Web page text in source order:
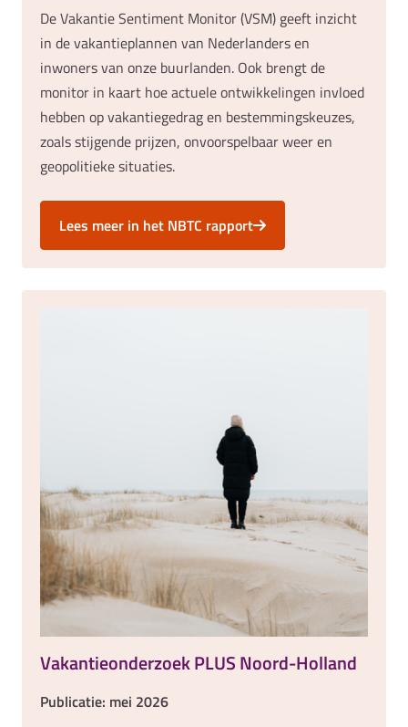
De Vakantie Sentiment Monitor (VSM) geeft inzicht
in de vakantieplannen van Nederlanders en
inwoners van onze buurlanden. Ook brengt de
monitor in kaart hoe actuele ontwikkelingen invloed
hebben op vakantiegedrag en bestemmingskeuzes,
zoals stijgende prijzen, onvoorspelbaar weer en
geopolitieke situaties.
Lees meer in het NBTC rapport
Vakantieonderzoek PLUS Noord-Holland
Publicatie: mei 2026